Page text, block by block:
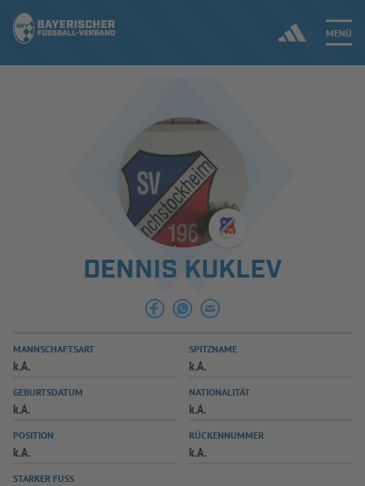
MENÜ
ERGEBNISSE & WETTBEWERBE
SPIELBETRIEB & VERBANDSLEBEN
AUSBILDUNG & FÖRDERUNG
SPIELPLUS
DENNIS KUKLEV
MANNSCHAFTSART
k.A.
SPITZNAME
k.A.
GEBURTSDATUM
k.A.
NATIONALITÄT
k.A.
POSITION
k.A.
RÜCKENNUMMER
k.A.
STARKER FUSS